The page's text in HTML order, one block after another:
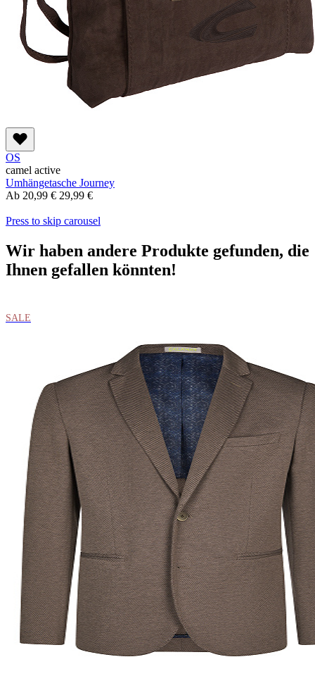
OS
camel active
Umhängetasche Journey
Ab 20,99 € 29,99 €
Press to skip carousel
Wir haben andere Produkte gefunden, die
Ihnen gefallen könnten!
SALE